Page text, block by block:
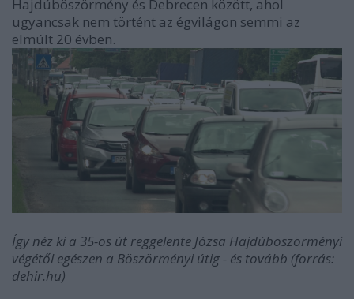
Hajdúböszörmény és Debrecen között, ahol
ugyancsak nem történt az égvilágon semmi az
elmúlt 20 évben.
Így néz ki a 35-ös út reggelente Józsa Hajdúböszörményi
végétől egészen a Böszörményi útig - és tovább (forrás:
dehir.hu)